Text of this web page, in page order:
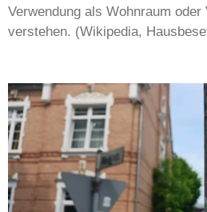
Verwendung als Wohnraum
verstehen. (Wikipedia,